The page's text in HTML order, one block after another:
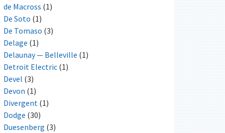
de Macross (1)
De Soto (1)
De Tomaso (3)
Delage (1)
Delaunay — Belleville (1)
Detroit Electric(1)
Devel (3)
Devon (1)
Divergent (1)
Dodge (30)
Duesenberg (3)